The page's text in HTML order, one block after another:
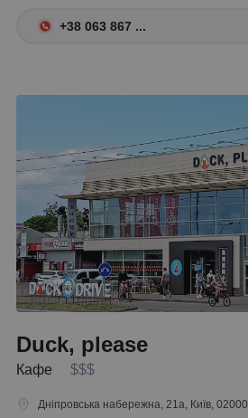
+38 063 867 ...
Duck, please
Кафе $$$
Дніпровська набережна, 21а, Київ, 02000